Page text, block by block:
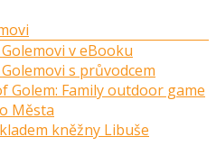
v eBooku
s průvodcem
Golem: Family outdoor game
Města
kněžny Libuše